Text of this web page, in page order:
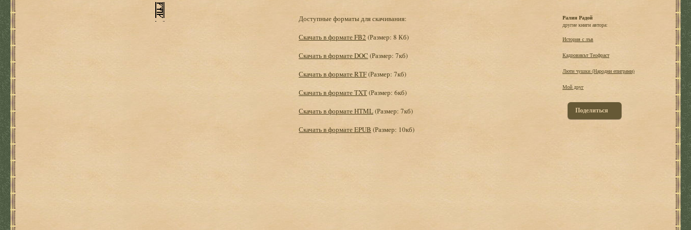
Доступные форматы для скачивания:
Скачать в формате FB2 (Размер: 8 Кб)
Скачать в формате DOC (Размер: 7кб)
Скачать в формате RTF(Размер: 7кб)
Скачать в формате TXT(Размер: 6кб)
Скачать в формате HTML(Размер: 7кб)
Скачать в формате EPUB (Размер: 10кб)
Ралин Радой
другие книги автора:
История с лъв
Кадровикът Теофраст
Люти чушки (Народни епиграми)
Мой друг
Поделиться